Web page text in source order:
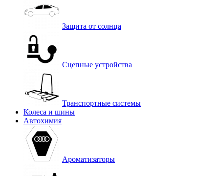
Защита от солнца
Сцепные устройства
Транспортные системы
Колеса и шины
Автохимия
Ароматизаторы